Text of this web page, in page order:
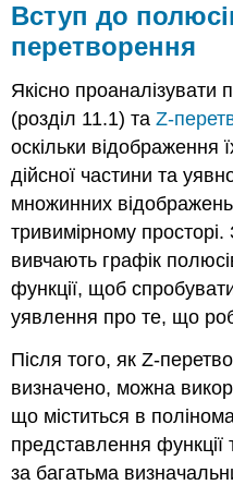
Вступ до
перетворення
Якісно
(розділ 11.1) таZ-
оскільки відображення
дійсної частини та
множинних
тривимірному
вивчають графік
функції, щоб
уявлення про те, що
Після того, як Z-
визначено, можна
що міститься в
представлення функції
за багатьма